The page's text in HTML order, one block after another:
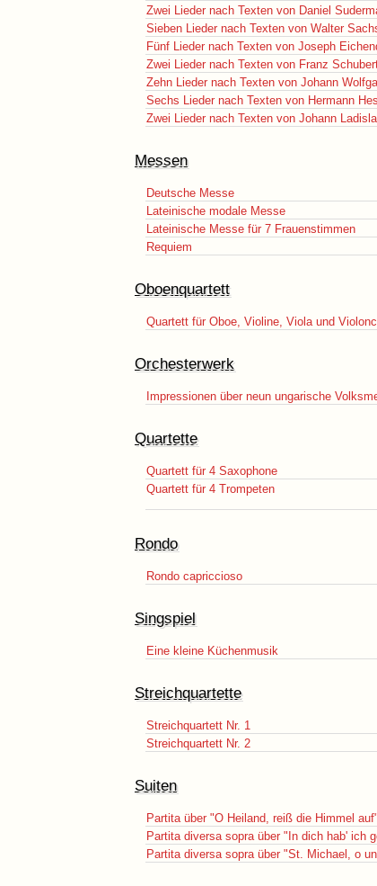
Zwei Lieder nach Texten von Daniel
Sieben Lieder nach Texten von Walter
Fünf Lieder nach Texten von Joseph
Zwei Lieder nach Texten von Franz
Zehn Lieder nach Texten von Johann
Sechs Lieder nach Texten von Hermann
Zwei Lieder nach Texten von Johann
Messen
Deutsche Messe
Lateinische modale Messe
Lateinische Messe für 7 Frauenstimmen
Requiem
Oboenquartett
Quartett für Oboe, Violine, Viola und
Orchesterwerk
Impressionen über neun ungarische
Quartette
Quartett für 4 Saxophone
Quartett für 4 Trompeten
Rondo
Rondo capriccioso
Singspiel
Eine kleine Küchenmusik
Streichquartette
Streichquartett Nr. 1
Streichquartett Nr. 2
Suiten
Partita über "O Heiland, reiß die Himmel auf"
Partita diversa sopra über "In dich hab' ich
Partita diversa sopra über "St. Michael, o